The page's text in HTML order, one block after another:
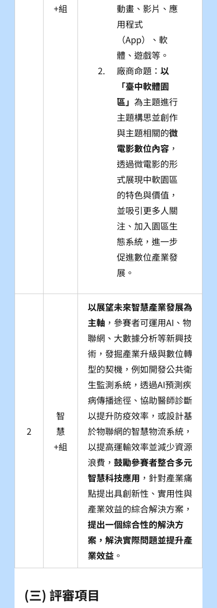
+組
動畫、影片、應
用程式
（App）、軟
體、遊戲等。
廠商命題： 以
「臺中軟體園
區」 為主題進行
主題構思並創作
與主題相關的微
電影數位內容 ，
透過微電影的形
式展現中軟園區
的特色與價值，
並吸引更多人關
注、加入園區生
態系統，進一步
促進數位產業發
展。
2
智
慧
+組
以展望未來智慧產業發展為
主軸 ，參賽者可運用AI、物
聯網、大數據分析等新興技
術，發掘產業升級與數位轉
型的契機，例如開發公共衛
生監測系統，透過AI預測疾
病傳播途徑、協助醫師診斷
以提升防疫效率，或設計基
於物聯網的智慧物流系統，
以提高運輸效率並減少資源
浪費， 鼓勵參賽者整合多元
智慧科技應用 ，針對產業痛
點提出具創新性、實用性與
產業效益的綜合解決方案，
提出一個綜合性的解決方
案，解決實際問題並提升產
業效益 。
(三) 評審項目